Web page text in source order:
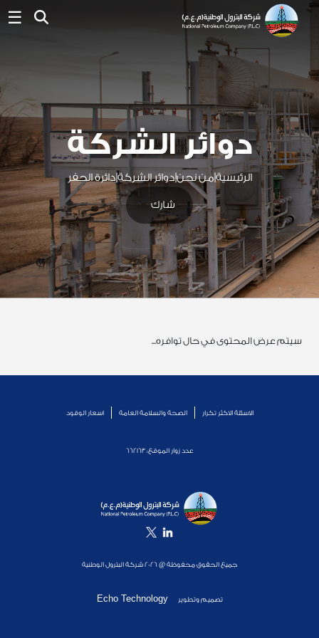
☰
دوائر الشركة
الرئيسيةمن نحن|دوائر الشركة|دائرة الحفر
شارك
سيتم عرض المحتوى في حال توافره...
عدد زوار الموقع:662163
اسعار الوقود الصحة والسلامة العامة الاسئلة الاكثر تكرار
Echo Technology تصميم وتطوير
جميع الحقوق محفوظة @ 2026 شركة البترول الوطنية